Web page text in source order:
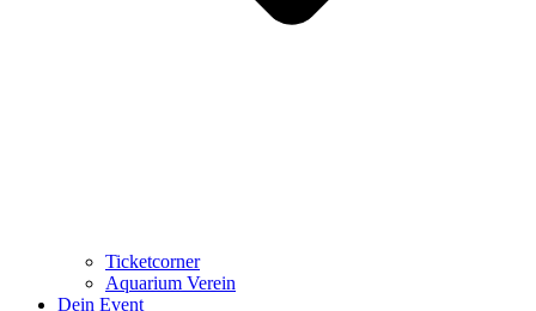
Ticketcorner
Aquarium Verein
Dein Event